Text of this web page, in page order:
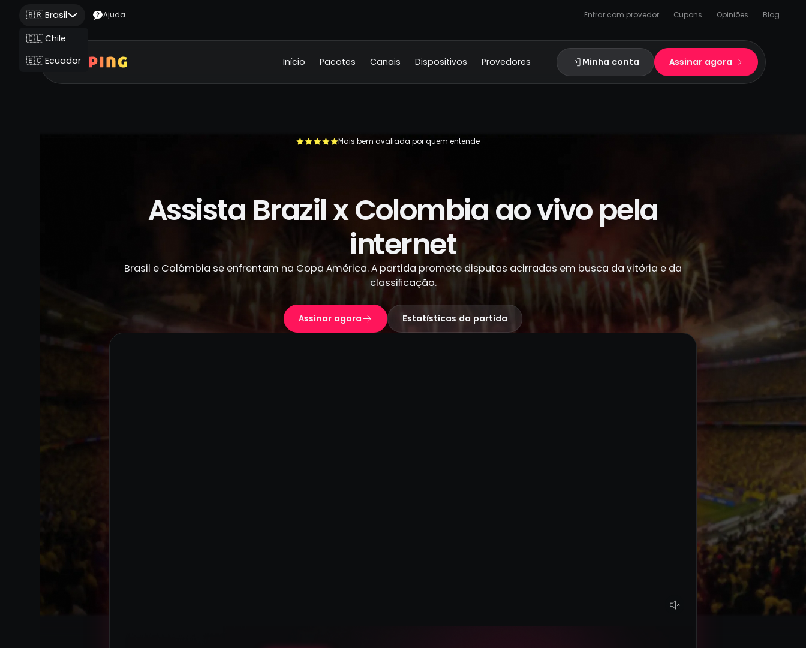
🇧🇷 Brasil
🇨🇱 Chile
🇪🇨 Ecuador
Ajuda Entrar com provedor Cupons Opiniões Blog
Início Pacotes Canais Dispositivos Provedores Minha conta Assinar agora
Mais bem avaliada por quem entende
Assista Brazil x Colombia ao vivo pela
internet
Brasil e Colômbia se enfrentam na Copa América. A partida promete disputas acirradas em busca da vitória e da
classificação.
Assinar agora Estatísticas da partida